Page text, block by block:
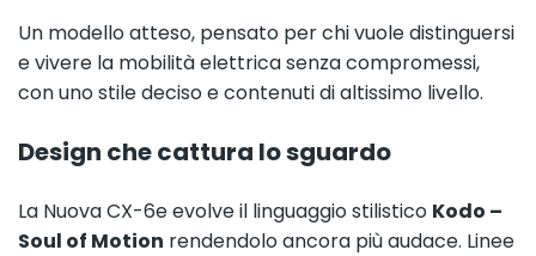
Un modello atteso, pensato per chi vuole distinguersi
e vivere la mobilità elettrica senza compromessi,
con uno stile deciso e contenuti di altissimo livello.
Design che cattura lo sguardo
La Nuova CX-6e evolve il linguaggio stilistico Kodo –
Soul of Motion rendendolo ancora più audace. Linee